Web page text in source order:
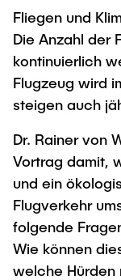
Arbeiten an
Neue
Intern
Für
Berufseinstieg -
Promotion und
Lehre und
Best Practices
Gute
Future Lectures
Team
Neues aus
Transfer
„Biobasierte
Management-
Studiengänge
Maschinenbau
Studiengänge
Forschung und
Studienbereich
Eine
Strategie
Contacts &
Fliegen und
Die Anzahl der
kontinuierlich
Flugzeug wird
steigen auch
Dr. Rainer von
Vortrag damit,
und ein
Flugverkehr
folgende
Wie können
welche Hürden